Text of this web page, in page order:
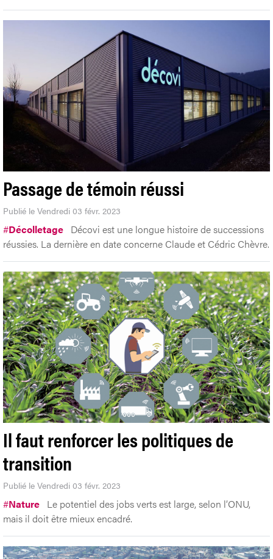
Passage de témoin réussi
Publié le Vendredi 03 févr. 2023
#Décolletage Décovi est une longue histoire de successions
réussies. La dernière en date concerne Claude et Cédric Chèvre.
Il faut renforcer les politiques de
transition
Publié le Vendredi 03 févr. 2023
#Nature Le potentiel des jobs verts est large, selon l’ONU,
mais il doit être mieux encadré.